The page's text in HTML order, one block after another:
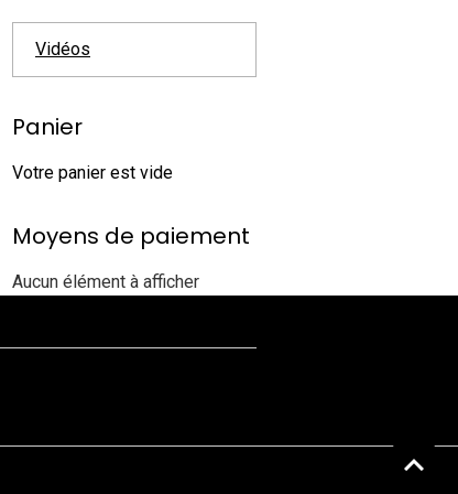
Vidéos
Panier
Votre panier est vide
Moyens de paiement
Aucun élément à afficher